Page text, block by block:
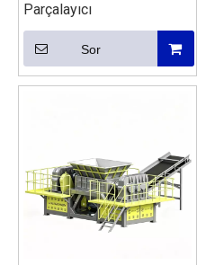
Parçalayıcı
Sor